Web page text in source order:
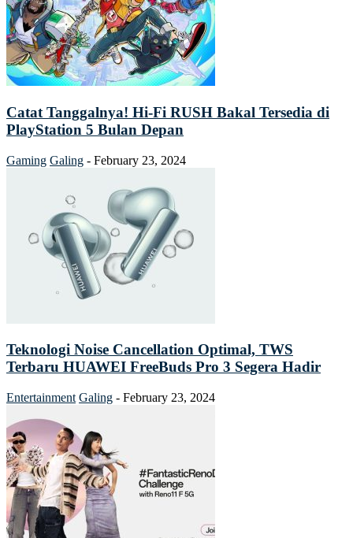
Catat Tanggalnya! Hi-Fi RUSH Bakal Tersedia di
PlayStation 5 Bulan Depan
Gaming Galing - February 23, 2024
Teknologi Noise Cancellation Optimal, TWS
Terbaru HUAWEI FreeBuds Pro 3 Segera Hadir
Entertainment Galing - February 23, 2024